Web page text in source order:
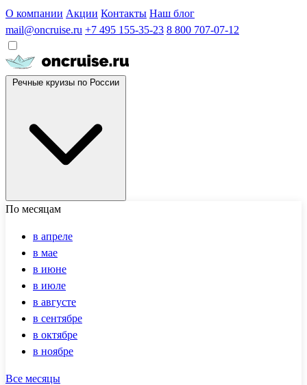
О компании Акции Контакты Наш блог
mail@oncruise.ru +7 495 155-35-23 8 800 707-07-12
По месяцам
в апреле
в мае
в июне
в июле
в августе
в сентябре
в октябре
в ноябре
Все месяцы